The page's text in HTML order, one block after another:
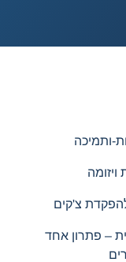
ותמיכה
צ'קים
– פתרון אחד